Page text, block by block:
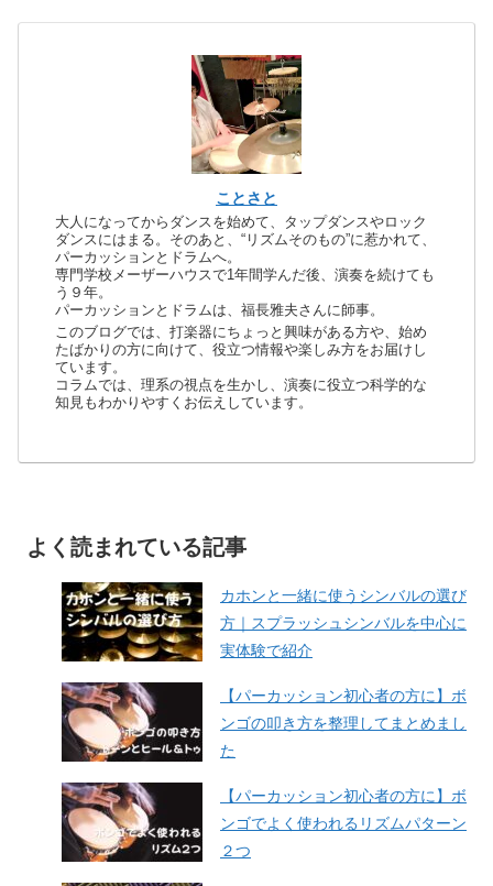
ことさと
大人になってからダンスを始めて、タップダンスやロック
ダンスにはまる。そのあと、“リズムそのもの”に惹かれて、
パーカッションとドラムへ。
専門学校メーザーハウスで1年間学んだ後、演奏を続けても
う９年。
パーカッションとドラムは、福長雅夫さんに師事。
このブログでは、打楽器にちょっと興味がある方や、始め
たばかりの方に向けて、役立つ情報や楽しみ方をお届けし
ています。
コラムでは、理系の視点を生かし、演奏に役立つ科学的な
知見もわかりやすくお伝えしています。
よく読まれている記事
カホンと一緒に使うシンバルの選び
方｜スプラッシュシンバルを中心に
実体験で紹介
【パーカッション初心者の方に】ボ
ンゴの叩き方を整理してまとめまし
た
【パーカッション初心者の方に】ボ
ンゴでよく使われるリズムパターン
２つ